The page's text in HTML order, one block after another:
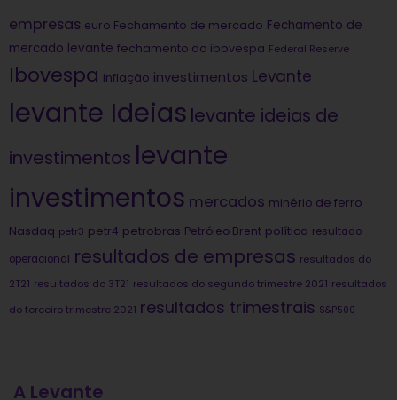
empresas euro Fechamento de mercado Fechamento de
mercado levante fechamento do ibovespa Federal Reserve
Ibovespa inflação investimentos Levante
levante Ideias levante ideias de
investimentos levante
investimentos mercados minério de ferro
Nasdaq petr3 petr4 petrobras Petróleo Brent política resultado
operacional resultados de empresas resultados do
2T21 resultados do 3T21 resultados do segundo trimestre 2021 resultados
do terceiro trimestre 2021 resultados trimestrais S&P500
A Levante